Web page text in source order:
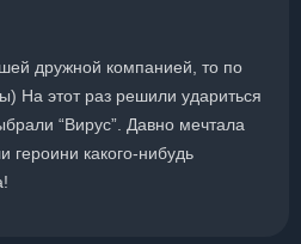
дружной компанией, то по
На этот раз решили удариться
“Вирус”. Давно мечтала
героини какого-нибудь